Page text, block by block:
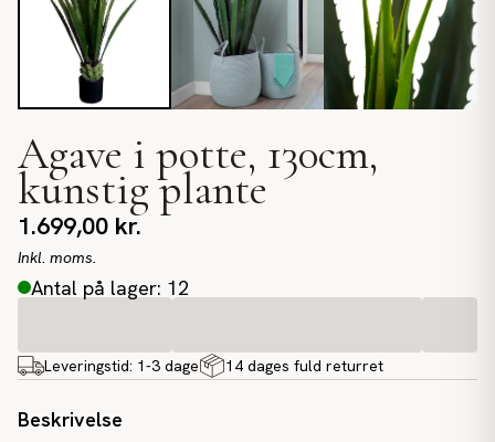
Agave i potte, 130cm,
kunstig plante
1.699,00 kr.
Inkl. moms.
Antal på lager: 12
Leveringstid: 1-3 dage 14 dages fuld returret
Beskrivelse